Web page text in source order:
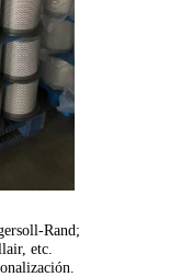
Rand;
etc.